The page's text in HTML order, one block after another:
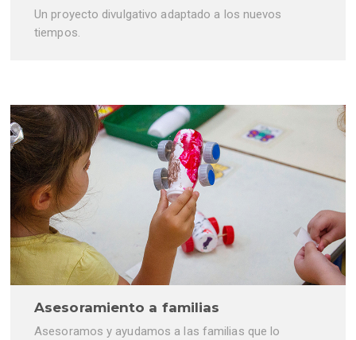
Un proyecto divulgativo adaptado a los nuevos
tiempos.
Asesoramiento a familias
Asesoramos y ayudamos a las familias que lo